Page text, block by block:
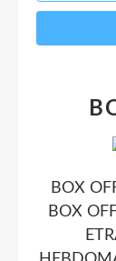
BOX
BOX